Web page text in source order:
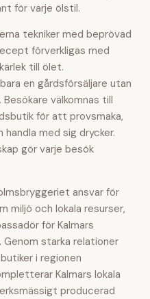
för varje ölstil.
tekniker med beprövad
förverkligas med
till ölet.
en gårdsförsäljare utan
välkomnas till
för att provsmaka,
med sig drycker.
gör varje besök
ansvar för
miljö och lokala resurser,
för Kalmars
starka relationer
i regionen
Kalmars lokala
producerad